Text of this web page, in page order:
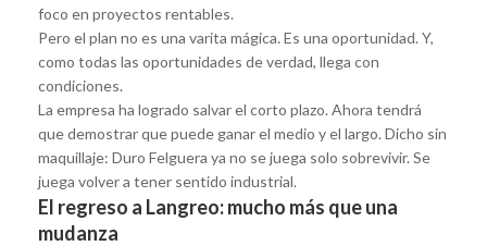
foco en proyectos rentables.
Pero el plan no es una varita mágica. Es una oportunidad. Y,
como todas las oportunidades de verdad, llega con
condiciones.
La empresa ha logrado salvar el corto plazo. Ahora tendrá
que demostrar que puede ganar el medio y el largo. Dicho sin
maquillaje: Duro Felguera ya no se juega solo sobrevivir. Se
juega volver a tener sentido industrial.
El regreso a Langreo: mucho más que una
mudanza